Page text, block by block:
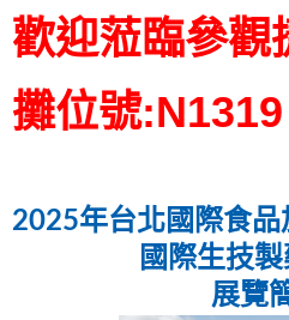
歡迎蒞臨參觀
攤位號:N1319
2025年台北國際食
國際生技
展覽